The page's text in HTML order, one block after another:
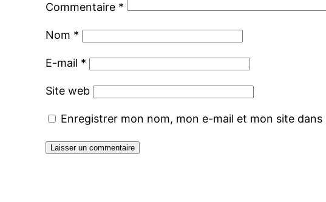
Commentaire *
Nom *
E-mail *
Site web
Enregistrer mon nom, mon e-mail et mon site